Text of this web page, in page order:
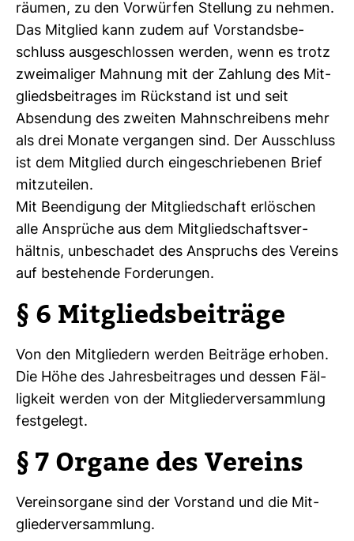
räumen, zu den Vor­würfen Stel­lung zu nehmen.
Das Mit­glied kann zudem auf Vor­stands­be­
schluss aus­ge­schlossen werden, wenn es trotz
zwei­ma­liger Mah­nung mit der Zah­lung des Mit­
glieds­bei­trages im Rück­stand ist und seit
Absen­dung des zweiten Mahn­schrei­bens mehr
als drei Monate ver­gangen sind. Der Aus­schluss
ist dem Mit­glied durch ein­ge­schrie­benen Brief
mit­zu­teilen.
Mit Been­di­gung der Mit­glied­schaft erlö­schen
alle Ansprüche aus dem Mit­glied­schafts­ver­
hältnis, unbe­schadet des Anspruchs des Ver­eins
auf bestehende For­de­rungen.
§ 6 Mit­glieds­bei­träge
Von den Mit­glie­dern werden Bei­träge erhoben.
Die Höhe des Jah­res­bei­trages und dessen Fäl­
lig­keit werden von der Mit­glie­der­ver­samm­lung
fest­ge­legt.
§ 7 Organe des Ver­eins
Ver­eins­or­gane sind der Vor­stand und die Mit­
glie­der­ver­samm­lung.